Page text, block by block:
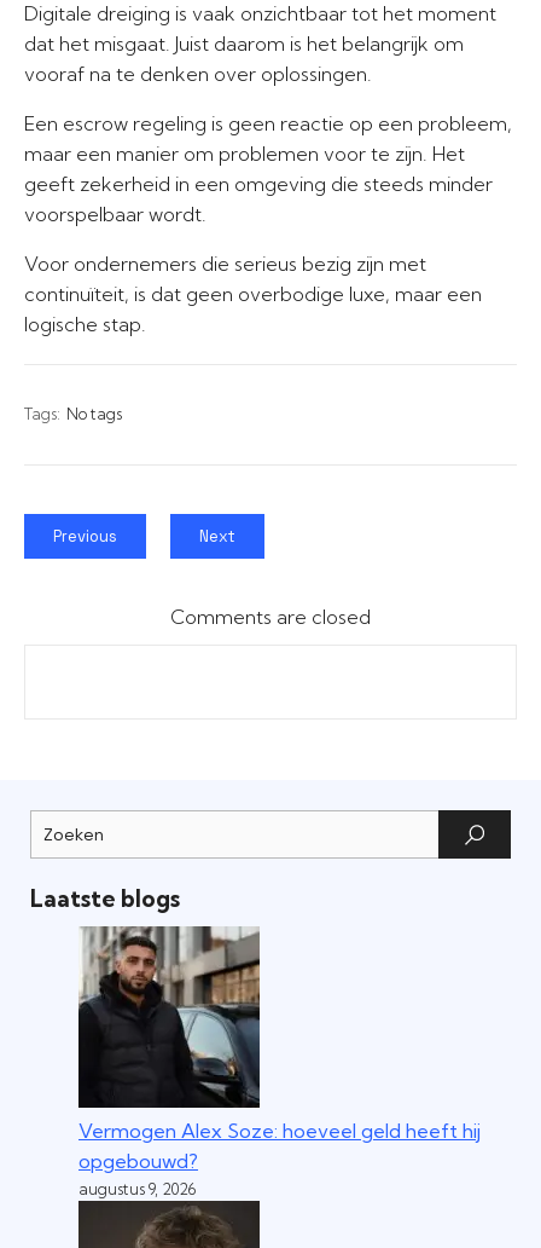
Digitale dreiging is vaak onzichtbaar tot het moment
dat het misgaat. Juist daarom is het belangrijk om
vooraf na te denken over oplossingen.
Een escrow regeling is geen reactie op een probleem,
maar een manier om problemen voor te zijn. Het
geeft zekerheid in een omgeving die steeds minder
voorspelbaar wordt.
Voor ondernemers die serieus bezig zijn met
continuïteit, is dat geen overbodige luxe, maar een
logische stap.
Tags: No tags
Previous Next
Comments are closed
Laatste blogs
Vermogen Alex Soze: hoeveel geld heeft hij
opgebouwd?
augustus 9, 2026